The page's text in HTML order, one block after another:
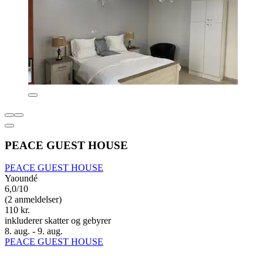
PEACE GUEST HOUSE
PEACE GUEST HOUSE
Yaoundé
6,0/10
(2 anmeldelser)
110 kr.
inkluderer skatter og gebyrer
8. aug. - 9. aug.
PEACE GUEST HOUSE